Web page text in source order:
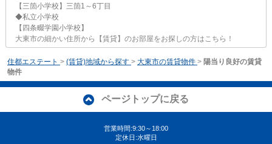
【三箇小学校】三箇1～6丁目
◆私立小学校
【四条畷学園小学校】
大東市の細かい住所から【賃貸】のお部屋をお探しの方はこちら！
住都エステート > (賃貸)地域から探す > 大東市の賃貸物件 > 陽当り良好の賃貸
物件
ページトップに戻る
営業時間:9:30～18:00
定休日:水曜日